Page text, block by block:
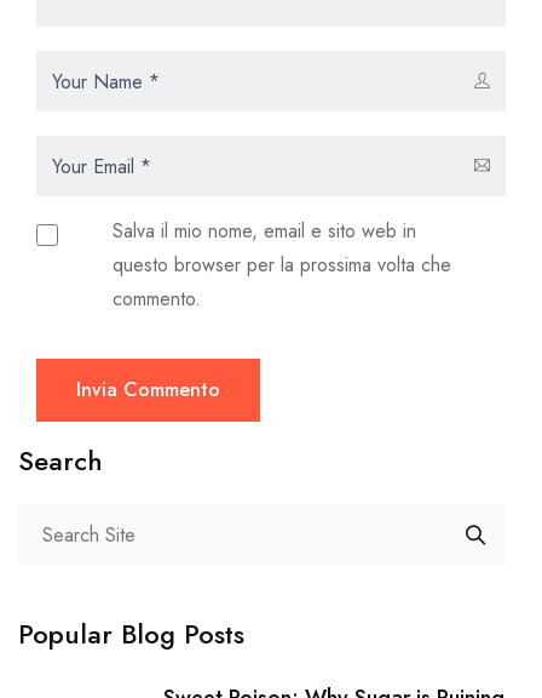
Salva il mio nome, email e sito web in
questo browser per la prossima volta che
commento.
Invia Commento
Search
Popular Blog Posts